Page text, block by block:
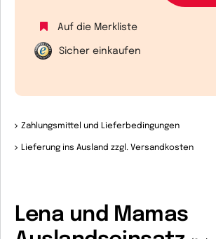
Auf die Merkliste
Sicher einkaufen
Zahlungsmittel und Lieferbedingungen
Lieferung ins Ausland zzgl. Versandkosten
Lena und Mamas